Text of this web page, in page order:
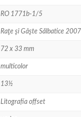
RO 1771b-1/5
Raţe şi Gâşte Sălbatice 2007
72 x 33 mm
multicolor
13½
Litografía offset